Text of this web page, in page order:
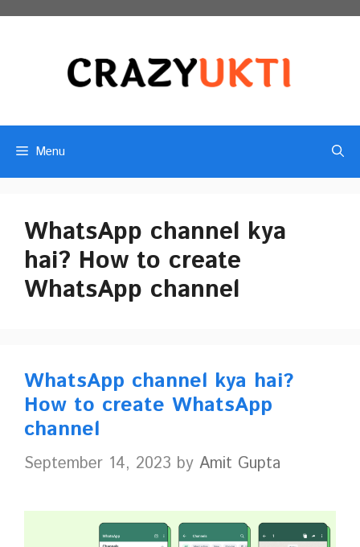
Skip
Menu
WhatsApp channel kya
hai? How to create
WhatsApp channel
WhatsApp channel kya hai?
How to create WhatsApp
channel
September 14, 2023 by Amit Gupta